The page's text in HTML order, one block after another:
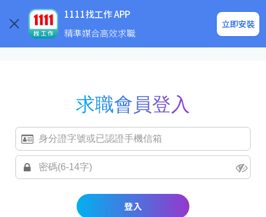
1111找工作 APP
精準媒合高效求職
立即安裝
企業求才
求職會員登入
登入